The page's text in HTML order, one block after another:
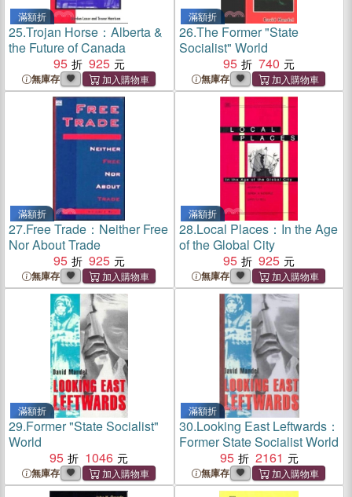
滿額折
25.Trojan Horse：Alberta &
the Future of Canada
95
925
無庫存
滿額折
26.The Former "State
Socialist" World
95
740
無庫存
滿額折
27.Free Trade：Neither Free
Nor About Trade
95
925
無庫存
滿額折
28.Local Places：In the Age
of the Global City
95
925
無庫存
滿額折
29.Former "State Socialist"
World
95
1046
無庫存
滿額折
30.Looking East Leftwards：
Former State Socialist World
95
2161
無庫存